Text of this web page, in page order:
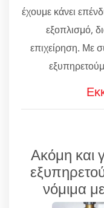
έχουμε κάνει
εξοπλισμό,
επιχείρηση. Με
Ακόμη και
νόμιμα